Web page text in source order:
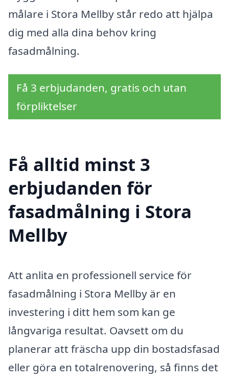
målare i Stora Mellby står redo att hjälpa
dig med alla dina behov kring
fasadmålning.
Få 3 erbjudanden, gratis och utan
förpliktelser
Få alltid minst 3
erbjudanden för
fasadmålning i Stora
Mellby
Att anlita en professionell service för
fasadmålning i Stora Mellby är en
investering i ditt hem som kan ge
långvariga resultat. Oavsett om du
planerar att fräscha upp din bostadsfasad
eller göra en totalrenovering, så finns det